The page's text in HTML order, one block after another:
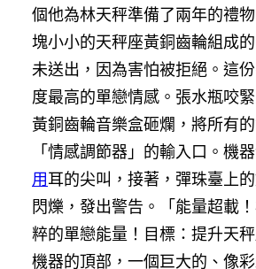
個他為林天秤準備了兩年的禮
塊小小的天秤座黃銅齒輪組成
未送出，因為害怕被拒絕。這
度最高的單戀情感。張水瓶咬
黃銅齒輪音樂盒砸爛，將所有
「情感調節器」的輸入口。機
用耳的尖叫，接著，彈珠臺上
閃爍，發出警告。「能量超載
粹的單戀能量！目標：提升天
機器的頂部，一個巨大的、像